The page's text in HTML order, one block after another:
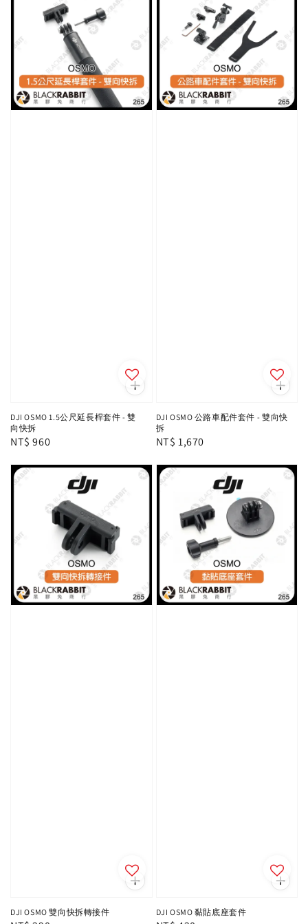
DJI OSMO 1.5公尺延長桿套件 - 雙
向快拆
Regular
NT$ 960
DJI OSMO 公路車配件套件 - 雙向快
拆
Regular
NT$ 1,670
DJI OSMO 雙向快拆轉接件 DJI OSMO 黏貼底座套件